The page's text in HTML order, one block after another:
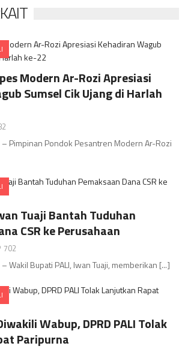
Modern Ar-Rozi Apresiasi
Sumsel Cik Ujang di Harlah
– Pimpinan Pondok Pesantren Modern Ar-Rozi
Tuaji Bantah Tuduhan
CSR ke Perusahaan
702
Wakil Bupati PALI, Iwan Tuaji, memberikan [...]
Wabup, DPRD PALI Tolak
Paripurna